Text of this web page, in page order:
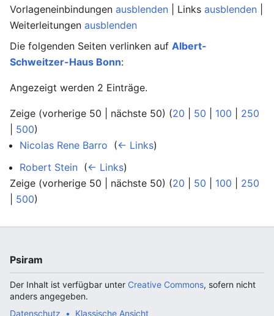
Vorlageneinbindungen ausblenden | Links ausblenden
Weiterleitungen ausblenden
Die folgenden Seiten verlinken auf Albert-
Schweitzer-Haus Bonn:
Angezeigt werden 2 Einträge.
Zeige (vorherige 50 | nächste 50) (20 50 100
250
500)
Nicolas Rene Barro (← Links)
Robert Stein (← Links)
Zeige (vorherige 50 | nächste 50) (20 50 100
250
500)
Psiram
Der Inhalt ist verfügbar unter Creative Commons, sofern nicht
anders angegeben.
Datenschutz
Klassische Ansicht